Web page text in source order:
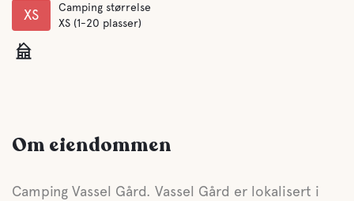
XS
Camping størrelse
XS (1-20 plasser)
Om eiendommen
Camping Vassel Gård. Vassel Gård er lokalisert i